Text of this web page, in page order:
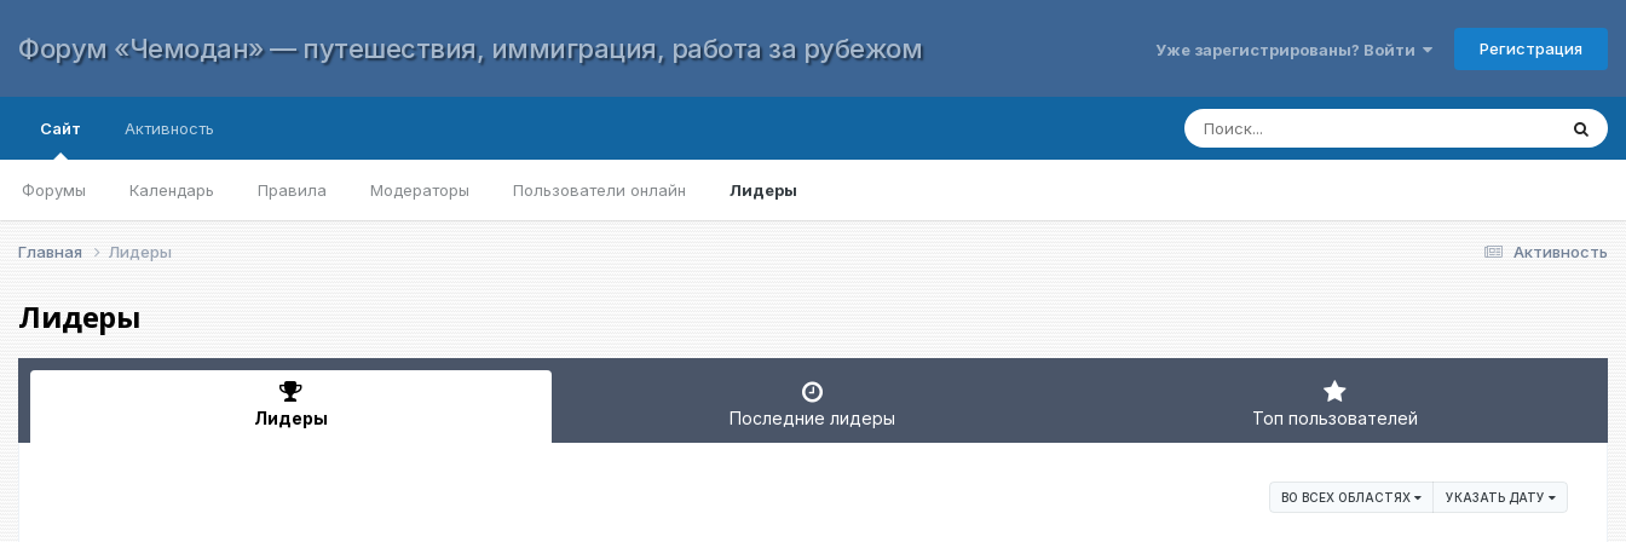
Форум «Чемодан» — путешествия, иммиграция, работа за рубежом Уже зарегистрированы? Войти Регистрация
Сайт
Форумы Календарь Правила Модераторы Пользователи онлайн Лидеры
Активность
Активность
Главная Лидеры
Лидеры
Лидеры Последние лидеры Топ пользователей
ВО ВСЕХ ОБЛАСТЯХ УКАЗАТЬ ДАТУ